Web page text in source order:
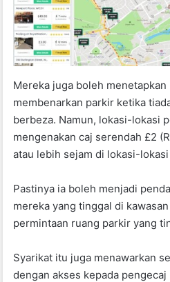
Mereka juga boleh
membenarkan parkir ketika
berbeza. Namun, lokasi-lokasi
mengenakan caj serendah £2
atau lebih sejam di lokasi-
Pastinya ia boleh menjadi
mereka yang tinggal di
permintaan ruang parkir yang
Syarikat itu juga menawarkan
dengan akses kepada